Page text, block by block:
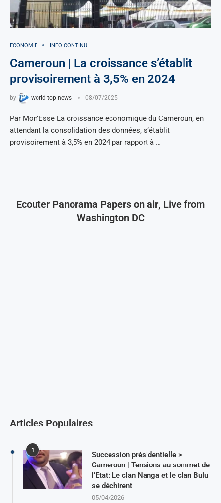
ECONOMIE INFO CONTINU
Cameroun | La croissance s’établit
provisoirement à 3,5% en 2024
by world top news 08/07/2025
Par Mon’Esse La croissance économique du Cameroun, en
attendant la consolidation des données, s’établit
provisoirement à 3,5% en 2024 par rapport à …
Ecouter Panorama Papers on air, Live from
Washington DC
Articles Populaires
1
Succession présidentielle >
Cameroun | Tensions au sommet de
l’Etat: Le clan Nanga et le clan Bulu
se déchirent
05/04/2026